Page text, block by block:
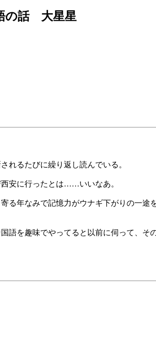
の話 大星星
れるたびに繰り返し読んでいる。
安に行ったとは……いいなあ。
年なみで記憶力がウナギ下がりの一途
を趣味でやってると以前に伺って、そ